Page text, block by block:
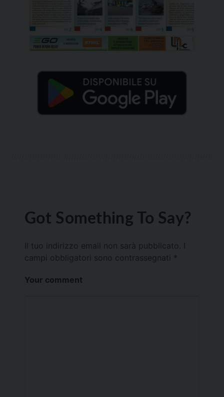
Got Something To Say?
Il tuo indirizzo email non sarà pubblicato.
campi obbligatori sono contrassegnati *
Your comment